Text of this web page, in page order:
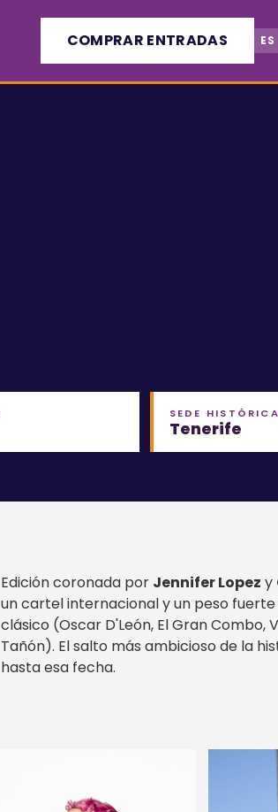
COMPRAR ENTRADAS ES
SEDE HISTÓRICA
Tenerife
Edición coronada por Jennifer Lopez y
un cartel internacional y un peso
clásico (Oscar D'León, El Gran Combo,
Tañón). El salto más ambicioso de la
hasta esa fecha.